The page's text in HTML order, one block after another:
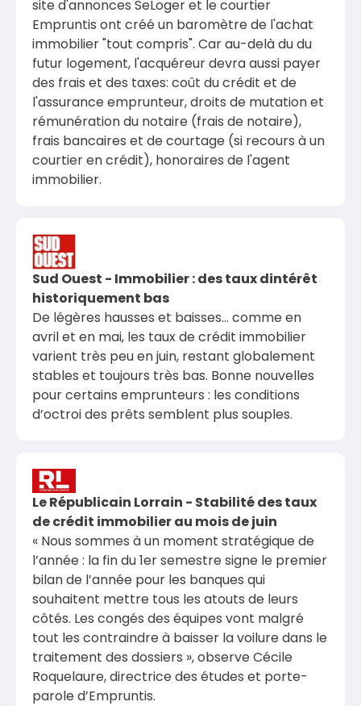
site d'annonces SeLoger et le courtier
Empruntis ont créé un baromètre de l'achat
immobilier "tout compris". Car au-delà du du
futur logement, l'acquéreur devra aussi payer
des frais et des taxes: coût du crédit et de
l'assurance emprunteur, droits de mutation et
rémunération du notaire (frais de notaire),
frais bancaires et de courtage (si recours à un
courtier en crédit), honoraires de l'agent
immobilier.
Sud Ouest - Immobilier : des taux dintérêt
historiquement bas
De légères hausses et baisses… comme en
avril et en mai, les taux de crédit immobilier
varient très peu en juin, restant globalement
stables et toujours très bas. Bonne nouvelles
pour certains emprunteurs : les conditions
d’octroi des prêts semblent plus souples.
Le Républicain Lorrain - Stabilité des taux
de crédit immobilier au mois de juin
« Nous sommes à un moment stratégique de
l’année : la fin du 1er semestre signe le premier
bilan de l’année pour les banques qui
souhaitent mettre tous les atouts de leurs
côtés. Les congés des équipes vont malgré
tout les contraindre à baisser la voilure dans le
traitement des dossiers », observe Cécile
Roquelaure, directrice des études et porte-
parole d’Empruntis.